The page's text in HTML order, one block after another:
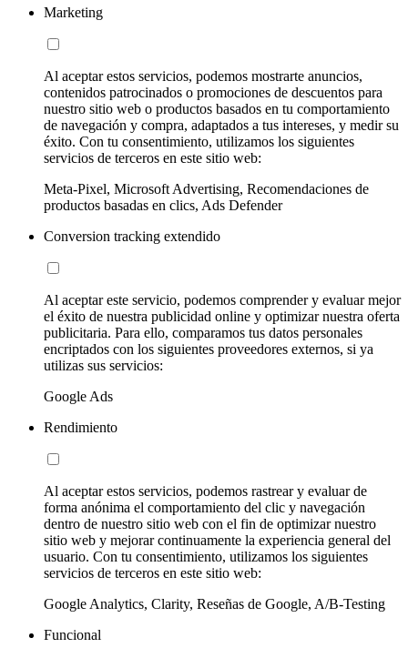
Marketing
Al aceptar estos servicios, podemos mostrarte anuncios,
contenidos patrocinados o promociones de descuentos para
nuestro sitio web o productos basados en tu comportamiento
de navegación y compra, adaptados a tus intereses, y medir su
éxito. Con tu consentimiento, utilizamos los siguientes
servicios de terceros en este sitio web:
Meta-Pixel, Microsoft Advertising, Recomendaciones de
productos basadas en clics, Ads Defender
Conversion tracking extendido
Al aceptar este servicio, podemos comprender y evaluar mejor
el éxito de nuestra publicidad online y optimizar nuestra oferta
publicitaria. Para ello, comparamos tus datos personales
encriptados con los siguientes proveedores externos, si ya
utilizas sus servicios:
Google Ads
Rendimiento
Al aceptar estos servicios, podemos rastrear y evaluar de
forma anónima el comportamiento del clic y navegación
dentro de nuestro sitio web con el fin de optimizar nuestro
sitio web y mejorar continuamente la experiencia general del
usuario. Con tu consentimiento, utilizamos los siguientes
servicios de terceros en este sitio web:
Google Analytics, Clarity, Reseñas de Google, A/B-Testing
Funcional